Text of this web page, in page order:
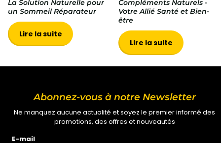
La Solution Naturelle pour
un Sommeil Réparateur
Lire la suite
Compléments Naturels -
Votre Allié Santé et Bien-
être
Lire la suite
Abonnez-vous à notre Newsletter
Ne manquez aucune actualité et soyez le premier informé des
promotions, des offres et nouveautés
E-mail